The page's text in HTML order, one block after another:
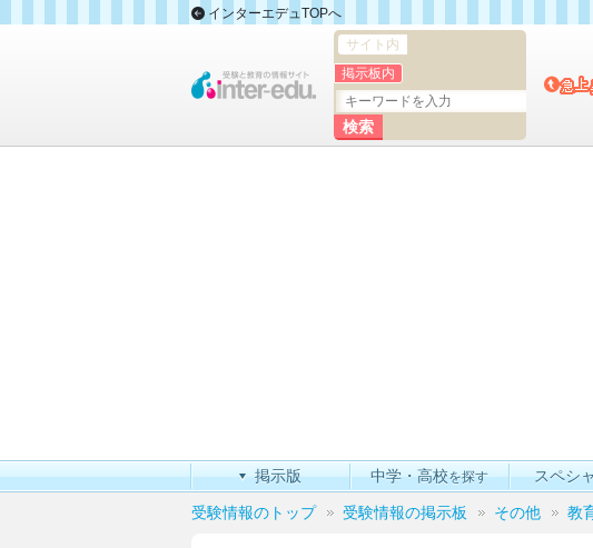
インターエデュTOPへ
サイト内
掲示板内
掲示版 中学・高校を探す スペシ
受験情報のトップ 受験情報の掲示板 その他 教